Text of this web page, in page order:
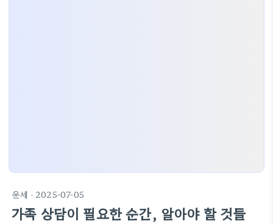
운세 · 2025-07-05
가족 상담이 필요한 순간, 알아야 할 것들